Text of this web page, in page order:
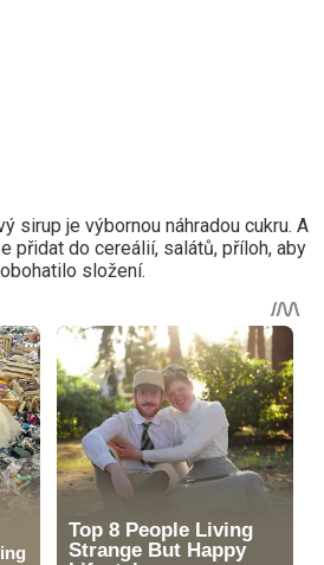
sirup je výbornou náhradou cukru. A
přidat do cereálií, salátů, příloh, aby
složení.